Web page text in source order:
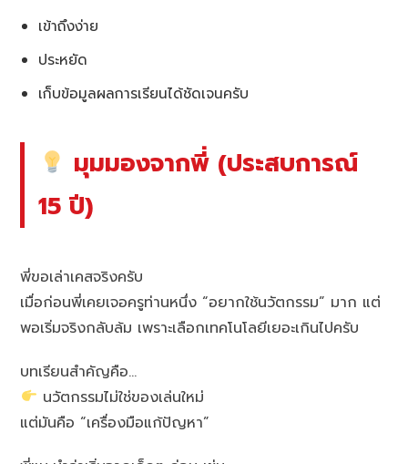
เข้าถึงง่าย
ประหยัด
เก็บข้อมูลผลการเรียนได้ชัดเจนครับ
มุมมองจากพี่ (ประสบการณ์
15 ปี)
พี่ขอเล่าเคสจริงครับ
เมื่อก่อนพี่เคยเจอครูท่านหนึ่ง “อยากใช้นวัตกรรม” มาก แต่
พอเริ่มจริงกลับล้ม เพราะเลือกเทคโนโลยีเยอะเกินไปครับ
บทเรียนสำคัญคือ…
นวัตกรรมไม่ใช่ของเล่นใหม่
แต่มันคือ “เครื่องมือแก้ปัญหา”